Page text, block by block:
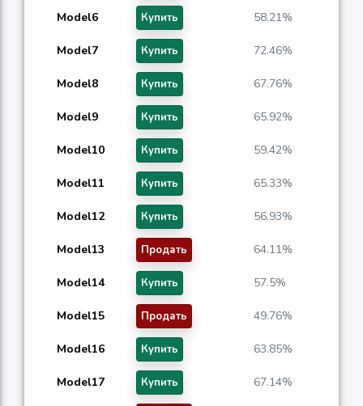
Model6 Купить 58.21%
Model7 Купить 72.46%
Model8 Купить 67.76%
Model9 Купить 65.92%
Model10 Купить 59.42%
Model11 Купить 65.33%
Model12 Купить 56.93%
Model13 Продать 64.11%
Model14 Купить 57.5%
Model15 Продать 49.76%
Model16 Купить 63.85%
Model17 Купить 67.14%